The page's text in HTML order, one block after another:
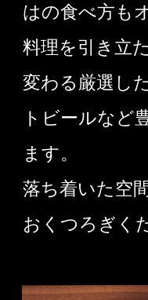
はの食べ方も
料理を引き立
変わる厳選し
トビールなど
ます。
落ち着いた空
おくつろぎく